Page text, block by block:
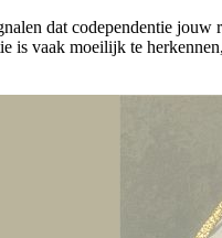
dat codependentie jouw
is vaak moeilijk te